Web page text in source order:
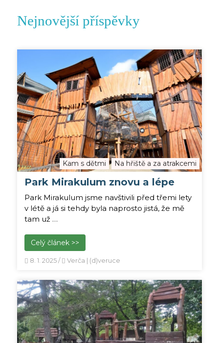
Nejnovější příspěvky
Kam s dětmi Na hřiště a za atrakcemi
Park Mirakulum znovu a lépe
Park Mirakulum jsme navštivili před třemi lety
v létě a já si tehdy byla naprosto jistá, že mě
tam už …
Celý článek >>
8. 1. 2025/ Verča | (d)veruce